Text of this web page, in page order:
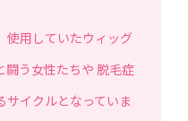
使用していたウィッグ
闘う女性たちや 脱毛症
サイクルとなっていま